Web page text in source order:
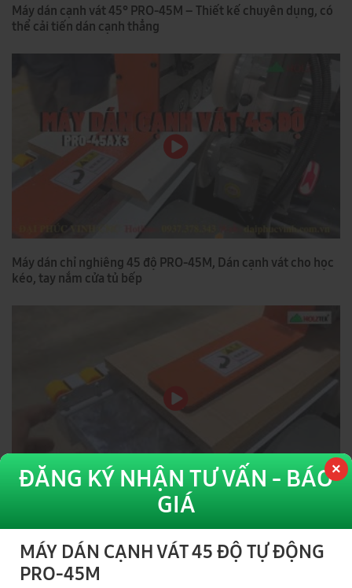
ĐĂNG KÝ NHẬN TƯ VẤN - BÁO
GIÁ
MÁY DÁN CẠNH VÁT 45 ĐỘ TỰ ĐỘNG
PRO-45M
Máy dán cạnh vát 45° PRO-45M – Thiết kế chuyên dụng, có
thể cải tiến dán cạnh thẳng
Máy dán chỉ nghiêng 45 độ PRO-45M, Dán cạnh vát cho học
kéo, tay nắm cửa tủ bếp
Máy Dán Cạnh Vát 45 độ PRO-45M, máy dán chỉ vát 45 độ
chất lượng cao Holztek